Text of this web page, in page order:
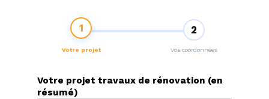
1
Votre projet
2
Vos coordonnées
Votre projet travaux de rénovation (en
résumé)